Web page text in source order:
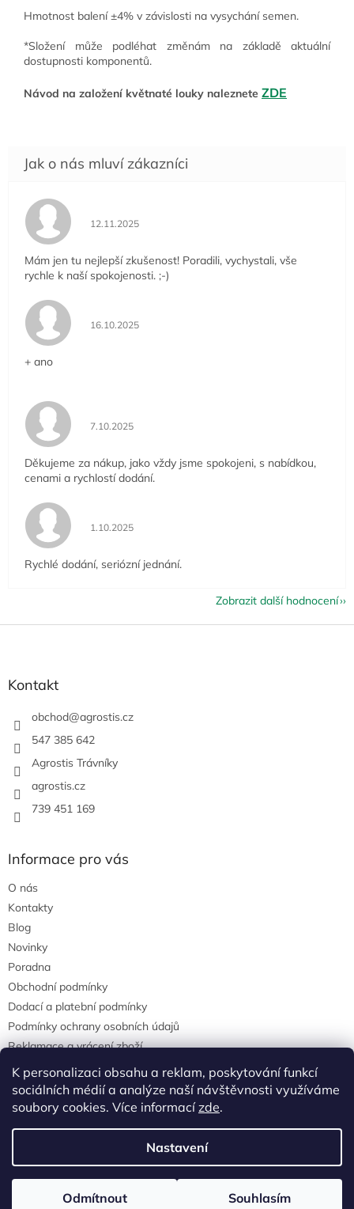
K personalizaci obsahu a reklam, poskytování funkcí
sociálních médií a analýze naší návštěvnosti využíváme
soubory cookies. Více informacízde.
Nastavení
Odmítnout Souhlasím
Hmotnost balení ±4% v závislosti na vysychání semen.
*Složení může podléhat změnám na základě aktuální
dostupnosti komponentů.
Návod na založení květnaté louky naleznete ZDE
Hodnocení obchodu je 5 z 5 hvězdiček.
12.11.2025
Mám jen tu nejlepší zkušenost! Poradili, vychystali, vše
rychle k naší spokojenosti. ;-)
Hodnocení obchodu je 5 z 5 hvězdiček.
16.10.2025
+ ano
Hodnocení obchodu je 5 z 5 hvězdiček.
7.10.2025
Děkujeme za nákup, jako vždy jsme spokojeni, s nabídkou,
cenami a rychlostí dodání.
Hodnocení obchodu je 5 z 5 hvězdiček.
1.10.2025
Rychlé dodání, seriózní jednání.
Zobrazit další hodnocení
Z
Kontakt
obchod@agrostis.cz
547 385 642
Agrostis Trávníky
agrostis.cz
739 451 169
Informace pro vás
O nás
Kontakty
Blog
Novinky
Poradna
Obchodní podmínky
Dodací a platební podmínky
Podmínky ochrany osobních údajů
Reklamace a vrácení zboží
agrostis.cz
Copyright 2026Agrostisobchod.cz. Všechna práva vyhrazena.
Upravit nastavení cookies